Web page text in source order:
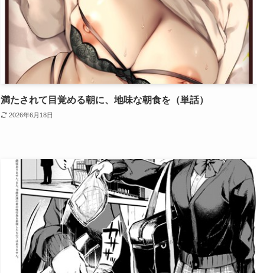
満たされて目覚める朝に、地味な朝食を（単話）
2026年6月18日